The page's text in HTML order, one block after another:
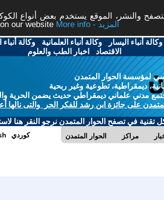
والنشر، الموقع يستخدم بعض أنواع
our website
More info - المزيد
وكالة أنباء اليسار -وكالة أنباء العلمانية -وكالة
الاقتصاد - اخبار الطب والعلوم
لمؤسسة الحوار المتمدن
ديمقراطية، تطوعية وغير ربحية
مدني علماني ديمقراطي حديث يضمن الحرية
على جائزة ابن رشد للفكر الحر والتى نالها
تقنية في تصفح الحوار المتمدن نرجو النقر هنا
الحوار المتمدن مراكز كوردي